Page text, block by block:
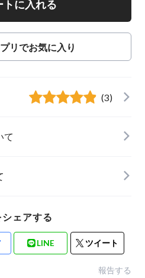
トに入れる
リでお気に入り
(3)
て
ェアする
LINE ツイート
報告する